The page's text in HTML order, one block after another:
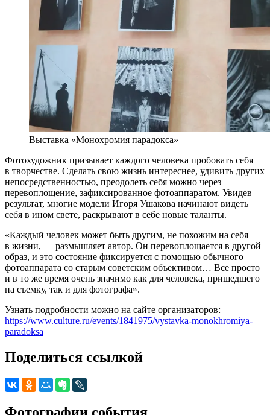
Выставка «Монохромия парадокса»
Фотохудожник призывает каждого человека пробовать себя
в творчестве. Сделать свою жизнь интереснее, удивить других
непосредственностью, преодолеть себя можно через
перевоплощение, зафиксированное фотоаппаратом. Увидев
результат, многие модели Игоря Ушакова начинают видеть
себя в ином свете, раскрывают в себе новые таланты.
«Каждый человек может быть другим, не похожим на себя
в жизни, — размышляет автор. Он перевоплощается в другой
образ, и это состояние фиксируется с помощью обычного
фотоаппарата со старым советским объективом… Все просто
и в то же время очень значимо как для человека, пришедшего
на съемку, так и для фотографа».
Узнать подробности можно на сайте организаторов:
https://www.culture.ru/events/1841975/vystavka-monokhromiya-
paradoksa
Поделиться ссылкой